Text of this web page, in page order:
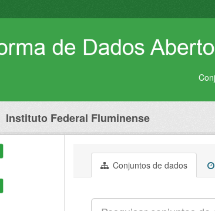
Instituto Federal Fluminense
Conjuntos de dados